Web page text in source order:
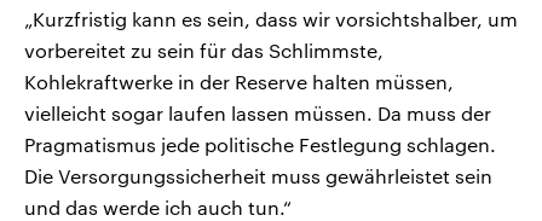
„Kurzfristig kann es sein, dass wir vorsichtshalber, um
vorbereitet zu sein für das Schlimmste,
Kohlekraftwerke in der Reserve halten müssen,
vielleicht sogar laufen lassen müssen. Da muss der
Pragmatismus jede politische Festlegung schlagen.
Die Versorgungssicherheit muss gewährleistet sein
und das werde ich auch tun.“